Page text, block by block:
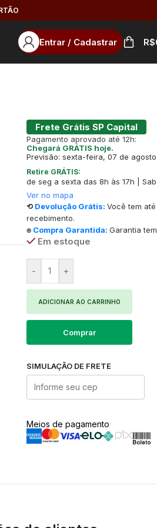
Entrar / Cadastrar R$
Frete Grátis SP Capital
Pagamento aprovado até 12h:
Chegará GRÁTIS hoje.
Previsão: sexta-feira, 07 de agosto
Retire GRÁTIS:
de seg a sexta das 8h às 17h |
Ver no mapa
⟲ Devolução Grátis: Você tem
recebimento.
⍟ Compra Garantida: Garantia
Em estoque
- +
ADICIONAR AO CARRINHO
Comprar
SIMULAÇÃO DE FRETE
Meios de pagamento